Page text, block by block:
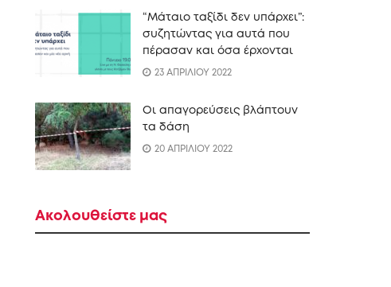
“Mάταιο ταξίδι δεν υπάρχει”:
συζητώντας για αυτά που
πέρασαν και όσα έρχονται
23 ΑΠΡΙΛΙΟΥ 2022
Οι απαγορεύσεις βλάπτουν
τα δάση
20 ΑΠΡΙΛΙΟΥ 2022
Ακολουθείστε μας